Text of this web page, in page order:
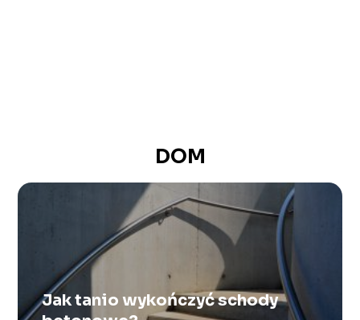
DOM
Jak tanio wykończyć schody